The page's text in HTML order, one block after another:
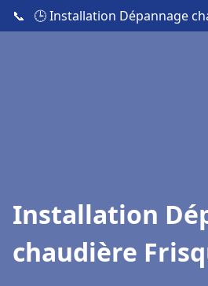
📞 🕒 Installation Dépannage
Installation
chaudière